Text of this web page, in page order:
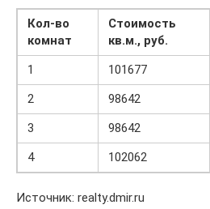
Кол-во
комнат
Стоимость
кв.м., руб.
1
101677
2
98642
3
98642
4
102062
Источник: realty.dmir.ru